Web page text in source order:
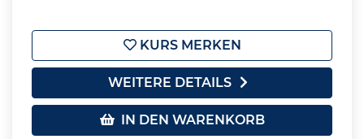
KURS MERKEN
WEITERE DETAILS
IN DEN WARENKORB